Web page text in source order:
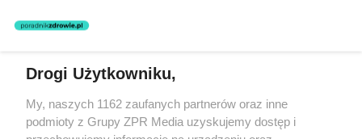
nie prowadzi działalności leczniczej polegającej na udzielaniu
świadczeń zdrowotnych w rozumieniu art. 3 ust 1 ustawy o
Żaden utwór zamieszczony w serwisie nie może być powielany i
rozpowszechniany lub dalej rozpowszechniany w jakikolwiek sposób
(w tym także elektroniczny lub mechaniczny) na jakimkolwiek polu
eksploatacji w jakiejkolwiek formie, włącznie z umieszczaniem w
Drogi Użytkowniku,
My, naszych 1162 zaufanych partnerów oraz inne
podmioty z Grupy ZPR Media uzyskujemy dostęp i